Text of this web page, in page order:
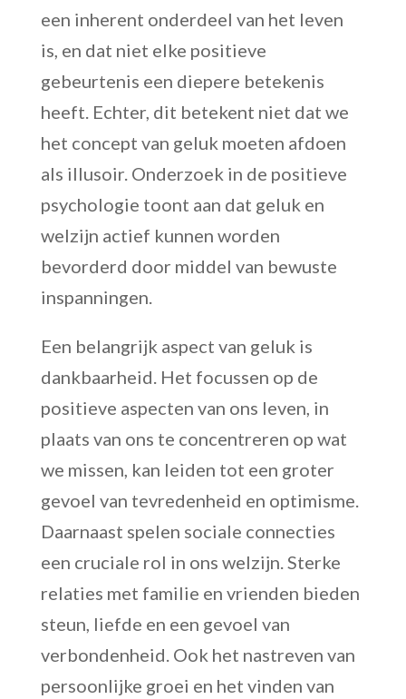
een inherent onderdeel van het leven
is, en dat niet elke positieve
gebeurtenis een diepere betekenis
heeft. Echter, dit betekent niet dat we
het concept van geluk moeten afdoen
als illusoir. Onderzoek in de positieve
psychologie toont aan dat geluk en
welzijn actief kunnen worden
bevorderd door middel van bewuste
inspanningen.
Een belangrijk aspect van geluk is
dankbaarheid. Het focussen op de
positieve aspecten van ons leven, in
plaats van ons te concentreren op wat
we missen, kan leiden tot een groter
gevoel van tevredenheid en optimisme.
Daarnaast spelen sociale connecties
een cruciale rol in ons welzijn. Sterke
relaties met familie en vrienden bieden
steun, liefde en een gevoel van
verbondenheid. Ook het nastreven van
persoonlijke groei en het vinden van